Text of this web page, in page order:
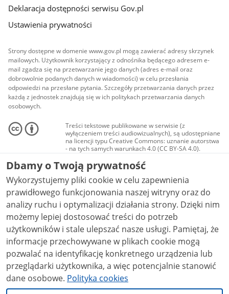
Deklaracja dostępności serwisu Gov.pl
Ustawienia prywatności
Strony dostępne w domenie www.gov.pl mogą zawierać adresy skrzynek
mailowych. Użytkownik korzystający z odnośnika będącego adresem e-
mail zgadza się na przetwarzanie jego danych (adres e-mail oraz
dobrowolnie podanych danych w wiadomości) w celu przesłania
odpowiedzi na przesłane pytania. Szczegóły przetwarzania danych przez
każdą z jednostek znajdują się w ich politykach przetwarzania danych
osobowych.
Treści tekstowe publikowane w serwisie (z
wyłączeniem treści audiowizualnych), są udostępniane
na licencji typu Creative Commons: uznanie autorstwa
- na tych samych warunkach 4.0 (CC BY-SA 4.0).
Materiały audiowizualne, w tym zdjęcia, materiały
audio i wideo, są udostępniane na licencji typu
Creative Commons: uznanie autorstwa użycie
niekomercyjne - bez utworów zależnych 4.0 (CC BY-
NC-ND 4.0), o ile nie jest to stwierdzone inaczej.
Dbamy o Twoją prywatność
Wykorzystujemy pliki cookie w celu zapewnienia
prawidłowego funkcjonowania naszej witryny oraz do
analizy ruchu i optymalizacji działania strony. Dzięki nim
możemy lepiej dostosować treści do potrzeb
użytkowników i stale ulepszać nasze usługi. Pamiętaj, że
informacje przechowywane w plikach cookie mogą
pozwalać na identyfikację konkretnego urządzenia lub
przeglądarki użytkownika, a więc potencjalnie stanowić
dane osobowe. Polityka cookies